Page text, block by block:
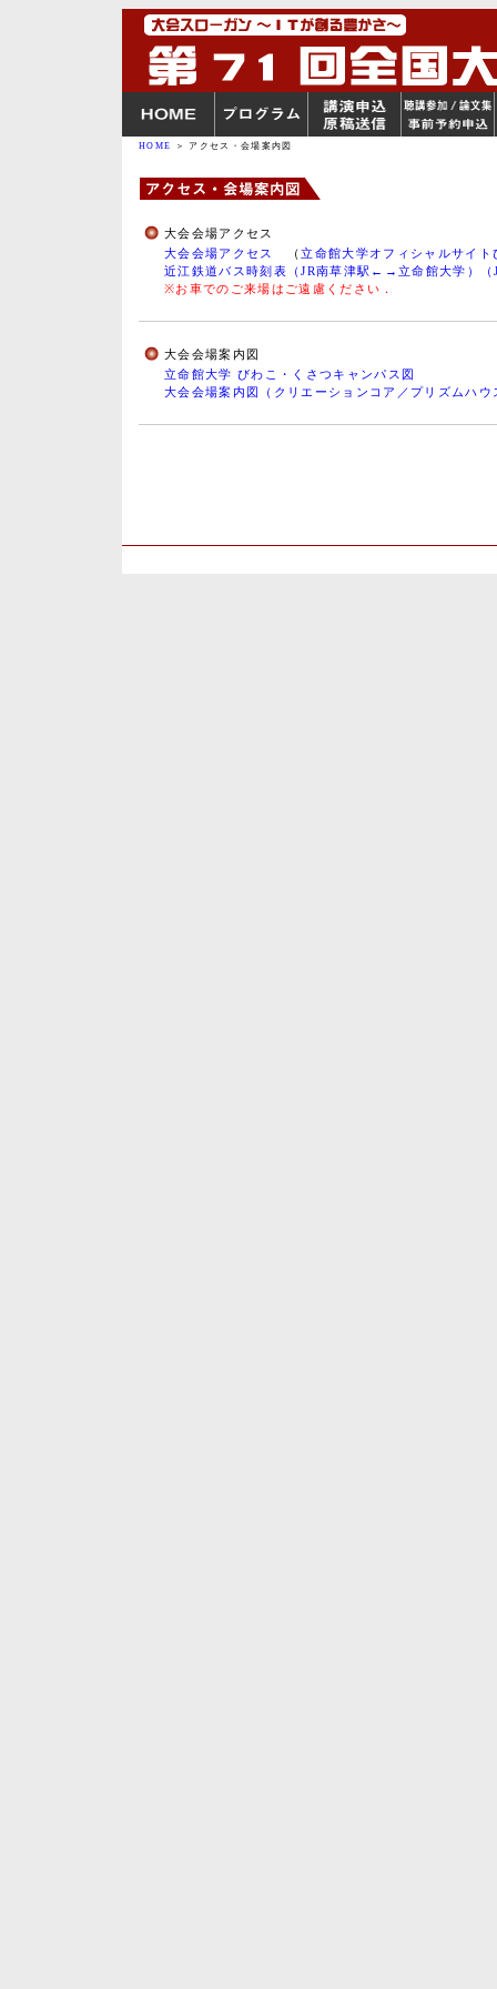
HOME ＞ アクセス・会場案内図
大会会場アクセス
大会会場アクセス
（立命館大学オフィシャルサイ
近江鉄道バス時刻表（JR南草津駅←→立命館大学）
※お車でのご来場はご遠慮ください．
大会会場案内図
立命館大学 びわこ・くさつキャンパス図
大会会場案内図（クリエーションコア／プリズムハ